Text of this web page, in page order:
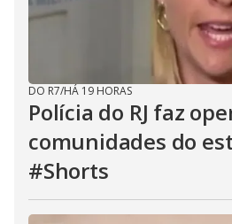
DO R7/HÁ 19 HORAS
Polícia do RJ faz
comunidades do
#Shorts